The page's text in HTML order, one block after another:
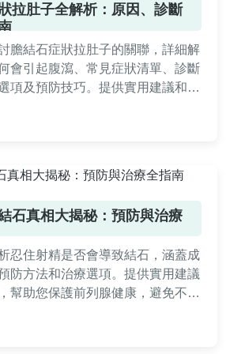
拉肚子全解析：原因、診斷
膽結石症狀拉肚子的關聯，詳細解
會引起腹瀉、常見症狀清單、診斷
項及預防技巧。提供實用建議和常
石真相大揭秘：預防與治療
忍住射精是否會導致結石，涵蓋成
防方法和治療選項。提供實用建議
幫助您保護前列腺健康，避免不必
參考。